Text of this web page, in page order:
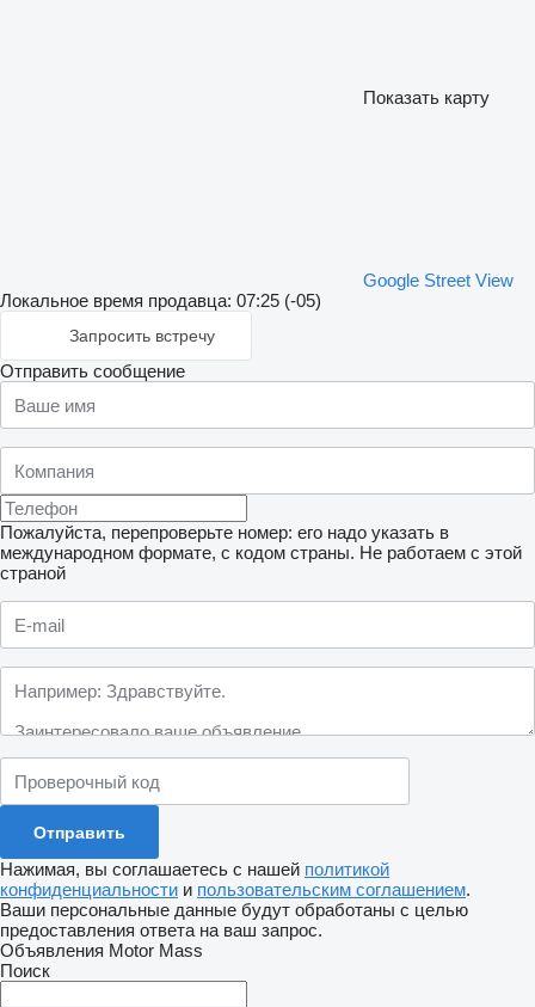
Показать карту
Google Street View
Локальное время продавца: 07:25 (-05)
Запросить встречу
Отправить сообщение
Пожалуйста, перепроверьте номер: его надо указать в
международном формате, с кодом страны. Не работаем с этой
страной
Нажимая, вы соглашаетесь с нашей политикой
конфиденциальности и пользовательским соглашением.
Ваши персональные данные будут обработаны с целью
предоставления ответа на ваш запрос.
Объявления Motor Mass
Поиск